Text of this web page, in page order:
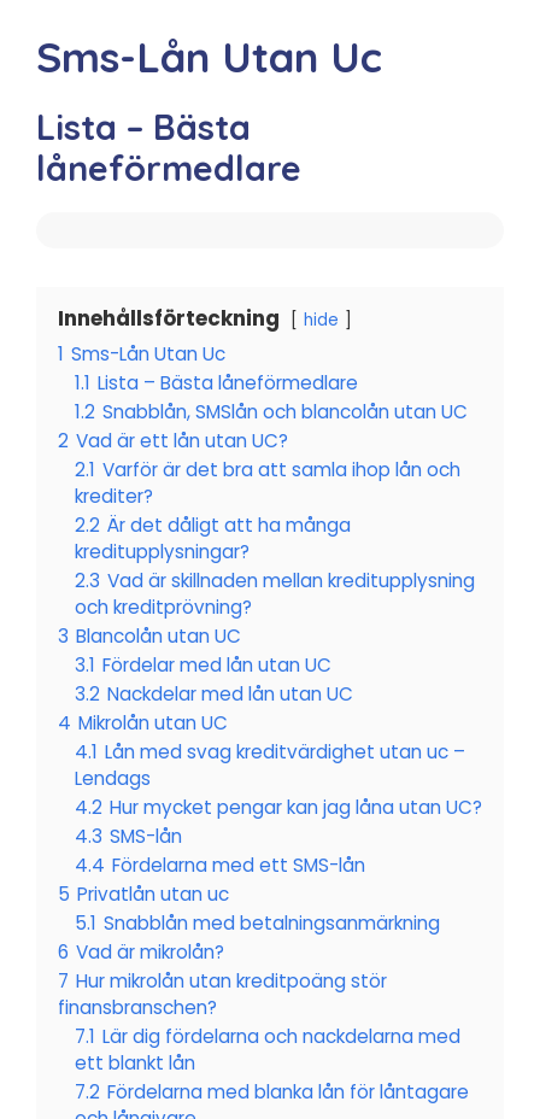
Sms-Lån Utan Uc
Lista – Bästa
låneförmedlare
Innehållsförteckning hide
1 Sms-Lån Utan Uc
1.1 Lista – Bästa låneförmedlare
1.2 Snabblån, SMSlån och blancolån utan UC
2 Vad är ett lån utan UC?
2.1 Varför är det bra att samla ihop lån och
krediter?
2.2 Är det dåligt att ha många
kreditupplysningar?
2.3 Vad är skillnaden mellan kreditupplysning
och kreditprövning?
3 Blancolån utan UC
3.1 Fördelar med lån utan UC
3.2 Nackdelar med lån utan UC
4 Mikrolån utan UC
4.1 Lån med svag kreditvärdighet utan uc –
Lendags
4.2 Hur mycket pengar kan jag låna utan UC?
4.3 SMS-lån
4.4 Fördelarna med ett SMS-lån
5 Privatlån utan uc
5.1 Snabblån med betalningsanmärkning
6 Vad är mikrolån?
7 Hur mikrolån utan kreditpoäng stör
finansbranschen?
7.1 Lär dig fördelarna och nackdelarna med
ett blankt lån
7.2 Fördelarna med blanka lån för låntagare